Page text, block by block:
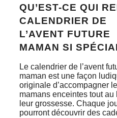
QU’EST-CE QUI
CALENDRIER DE
L’AVENT FUTURE
MAMAN SI
Le calendrier de l’avent
maman est une façon
originale d’accompagner
mamans enceintes tout au
leur grossesse. Chaque
pourront découvrir des